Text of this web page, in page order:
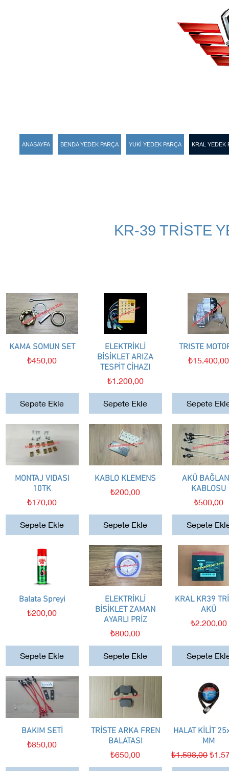
ANASAYFA BENDA YEDEK PARÇA YUKİ YEDEK PARÇA KRAL YEDEK
KR-39 TRİSTE
Hızlı Bakış
KAMA SOMUN SET
Fiyat
₺450,00
Sepete Ekle
Hızlı Bakış
ELEKTRİKLİ
BİSİKLET ARIZA
TESPİT CİHAZI
Fiyat
₺1.200,00
Sepete Ekle
Hızlı Bakış
TRISTE
Fiyat
₺15.400,00
Sepete
Hızlı Bakış
MONTAJ VIDASI
10TK
Fiyat
₺170,00
Sepete Ekle
Hızlı Bakış
KABLO KLEMENS
Fiyat
₺200,00
Sepete Ekle
Hızlı Bakış
AKÜ
KABLOSU
Fiyat
₺500,00
Sepete
Hızlı Bakış
Balata Spreyi
Fiyat
₺200,00
Sepete Ekle
Hızlı Bakış
ELEKTRİKLİ
BİSİKLET ZAMAN
AYARLI PRİZ
Fiyat
₺800,00
Sepete Ekle
Hızlı Bakış
KRAL KR39
AKÜ
Fiyat
₺2.200,00
Sepete
Hızlı Bakış
BAKIM SETİ
Fiyat
₺850,00
Hızlı Bakış
TRİSTE ARKA FREN
BALATASI
Fiyat
₺650,00
Hızlı Bakış
HALAT KİLİT
MM
Normal Fiyat
₺1.598,00